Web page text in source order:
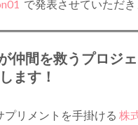
で発表させていただ
仲間を救うプロジ
ます！
リメントを手掛ける 株